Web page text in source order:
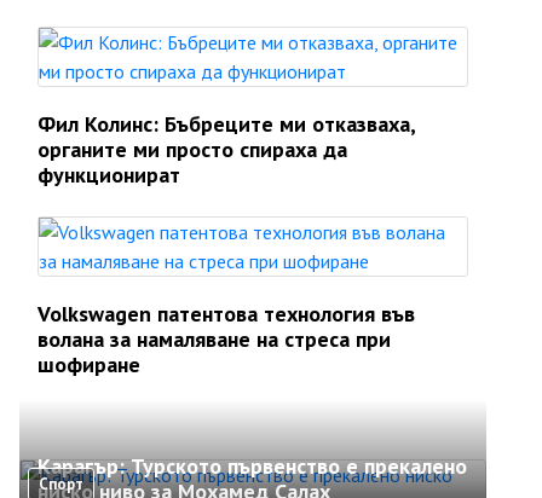
Фил Колинс: Бъбреците ми отказваха,
органите ми просто спираха да
функционират
Volkswagen патентова технология във
волана за намаляване на стреса при
шофиране
Спорт
Карагър: Турското първенство е прекалено
ниско ниво за Мохамед Салах